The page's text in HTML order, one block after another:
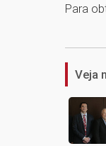
Para
Veja